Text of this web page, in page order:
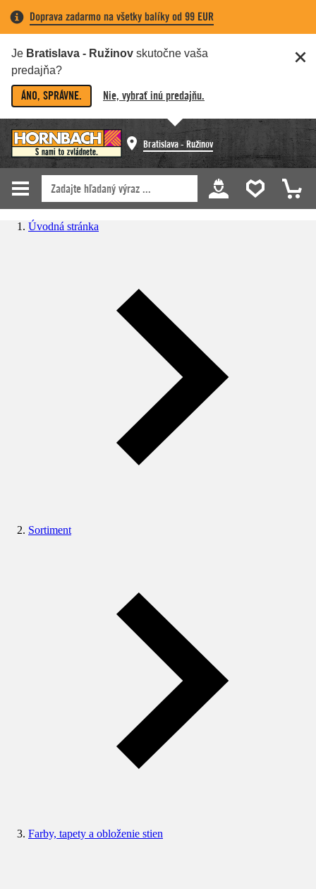
Doprava zadarmo na všetky balíky od 99 EUR
Je Bratislava - Ružinov skutočne vaša
predajňa?
ÁNO, SPRÁVNE. Nie, vybrať inú predajňu.
Bratislava - Ružinov
Úvodná stránka
Sortiment
Farby, tapety a obloženie stien